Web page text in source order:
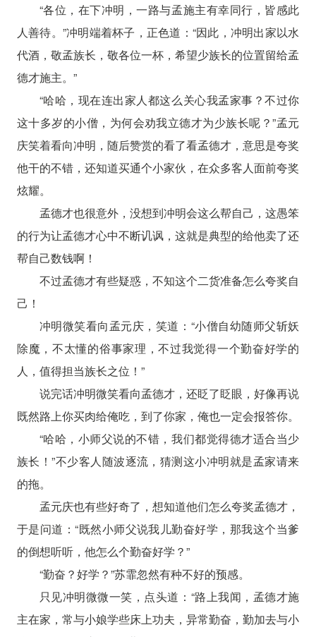
“各位，在下冲明，一路与孟施主有幸同行，皆感此
人善待。”冲明端着杯子，正色道：“因此，冲明出家以水
代酒，敬孟族长，敬各位一杯，希望少族长的位置留给孟
德才施主。”
“哈哈，现在连出家人都这么关心我孟家事？不过你
这十多岁的小僧，为何会劝我立德才为少族长呢？”孟元
庆笑着看向冲明，随后赞赏的看了看孟德才，意思是夸奖
他干的不错，还知道买通个小家伙，在众多客人面前夸奖
炫耀。
孟德才也很意外，没想到冲明会这么帮自己，这愚笨
的行为让孟德才心中不断讥讽，这就是典型的给他卖了还
帮自己数钱啊！
不过孟德才有些疑惑，不知这个二货准备怎么夸奖自
己！
冲明微笑看向孟元庆，笑道：“小僧自幼随师父斩妖
除魔，不太懂的俗事家理，不过我觉得一个勤奋好学的
人，值得担当族长之位！”
说完话冲明微笑看向孟德才，还眨了眨眼，好像再说
既然路上你买肉给俺吃，到了你家，俺也一定会报答你。
“哈哈，小师父说的不错，我们都觉得德才适合当少
族长！”不少客人随波逐流，猜测这小冲明就是孟家请来
的拖。
孟元庆也有些好奇了，想知道他们怎么夸奖孟德才，
于是问道：“既然小师父说我儿勤奋好学，那我这个当爹
的倒想听听，他怎么个勤奋好学？”
“勤奋？好学？”苏霏忽然有种不好的预感。
只见冲明微微一笑，点头道：“路上我闻，孟德才施
主在家，常与小娘学些床上功夫，异常勤奋，勤加去与小